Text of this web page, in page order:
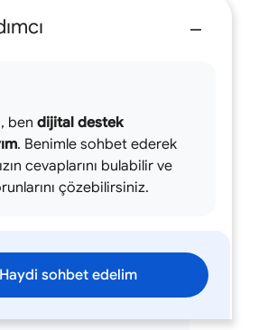
ben dijital destek
. Benimle sohbet ederek
cevaplarını bulabilir ve
çözebilirsiniz.
Haydi sohbet edelim